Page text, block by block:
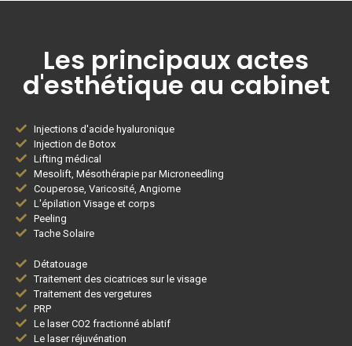
Les principaux actes
d'esthétique au cabinet
Injections d'acide hyaluronique
Injection de Botox
Lifting médical
Mesolift, Mésothérapie par Microneedling
Couperose, Varicosité, Angiome
L'épilation Visage et corps
Peeling
Tache Solaire
Détatouage
Traitement des cicatrices sur le visage
Traitement des vergetures
PRP
Le laser CO2 fractionné ablatif
Le laser réjuvénation